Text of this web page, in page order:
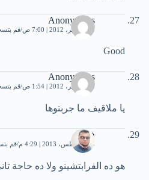
Anonymous
11 سبتمبر، 2012 | 7:00 ص قم
Good
Anonymous
16 سبتمبر، 2012 | 1:54 ص قم
يا ملاقيف ما جربتوها
فيصل
23 أغسطس، 2013 | 4:29 م قم
هو ده الفرابتشينو ولا ده حاجة